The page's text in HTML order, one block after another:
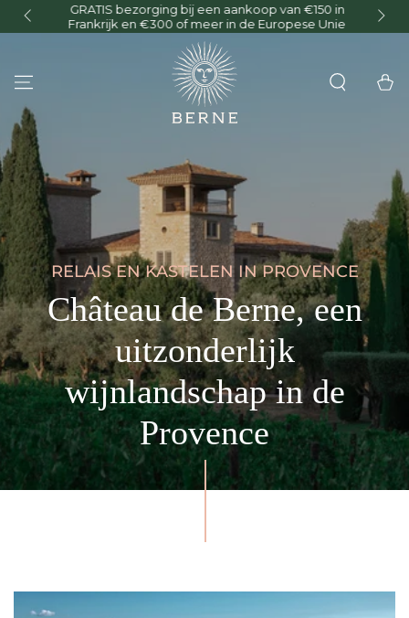
GA NAAR INHOUD
GRATIS bezorging bij een aankoop van €150 in
Frankrijk en €300 of meer in de Europese Unie
RELAIS EN KASTELEN IN PROVENCE
Château de Berne, een
uitzonderlijk
wijnlandschap in de
Provence